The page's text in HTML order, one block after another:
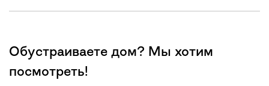
Обустраиваете дом? Мы хотим
посмотреть!